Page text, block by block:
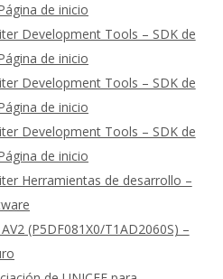
de inicio
Development Tools – SDK de
de inicio
Development Tools – SDK de
de inicio
Development Tools – SDK de
de inicio
Herramientas de desarrollo –
(P5DF081X0/T1AD2060S) –